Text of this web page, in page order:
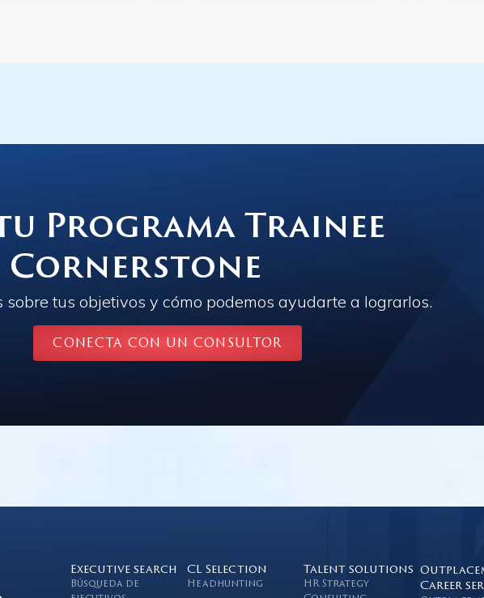
Programa Trainee
Cornerstone
sobre tus objetivos y cómo podemos ayudarte a lograrlos.
CONECTA CON UN CONSULTOR
Executive search
Búsqueda de
CL Selection
Headhunting
Talent solutions
HR Strategy
Career